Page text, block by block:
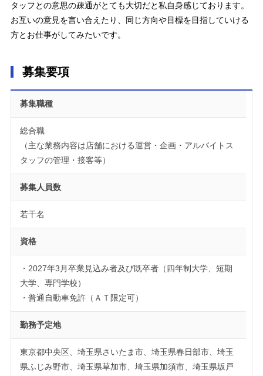
タッフとの意思の疎通がとても大切だと私自身感じております。
お互いの意見を言い合えたり、同じ方向や目標を目指していける
方とお仕事がしてみたいです。
募集要項
募集職種
総合職
（主な業務内容は店舗における運営・企画・アルバイトス
タッフの管理・接客等）
募集人員数
若干名
資格
・2027年3月卒業見込み者及び既卒者（四年制大学、短期
大学、専門学校）
・普通自動車免許（ＡＴ限定可）
勤務予定地
東京都中央区、埼玉県さいたま市、埼玉県春日部市、埼玉
県ふじみ野市、埼玉県草加市、埼玉県加須市、埼玉県坂戸